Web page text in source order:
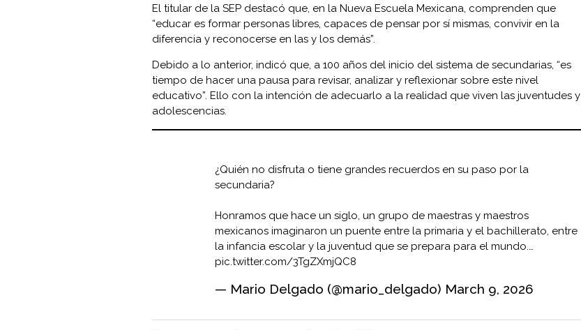
El titular de la SEP destacó que, en la Nueva Escuela Mexicana, comprenden que
“educar es formar personas libres, capaces de pensar por sí mismas, convivir en la
diferencia y reconocerse en las y los demás”.
Debido a lo anterior, indicó que, a 100 años del inicio del sistema de secundarias, “es
tiempo de hacer una pausa para revisar, analizar y reflexionar sobre este nivel
educativo”. Ello con la intención de adecuarlo a la realidad que viven las juventudes y
adolescencias.
¿Quién no disfruta o tiene grandes recuerdos en su paso por la
secundaria?
Honramos que hace un siglo, un grupo de maestras y maestros
mexicanos imaginaron un puente entre la primaria y el bachillerato, entre
la infancia escolar y la juventud que se prepara para el mundo.…
pic.twitter.com/3TgZXmjQC8
— Mario Delgado (@mario_delgado) March 9, 2026